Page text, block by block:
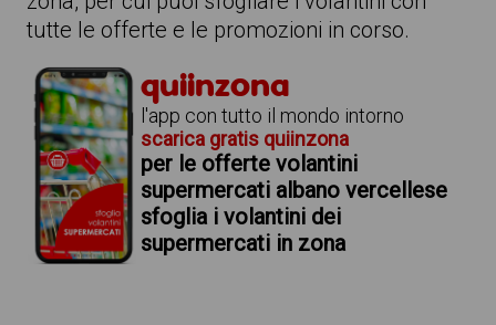
tutte le offerte e le promozioni in corso.
quiinzona
l'app con tutto il mondo intorno
scarica gratis quiinzona
per le offerte volantini
supermercati albano vercellese
sfoglia i volantini dei
supermercati in zona